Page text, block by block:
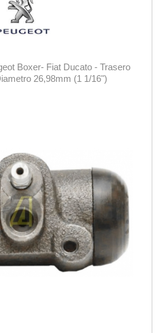
Boxer- Fiat Ducato - Trasero
26,98mm (1 1/16")